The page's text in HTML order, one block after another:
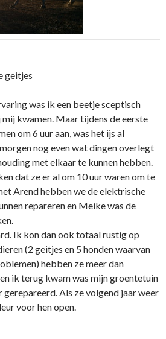
geitjes
was ik een beetje sceptisch
kwamen. Maar tijdens de eerste
om 6 uur aan, was het ijs al
nog even wat dingen overlegt
met elkaar te kunnen hebben.
dat ze er al om 10 uur waren om te
Arend hebben we de elektrische
repareren en Meike was de
Ik kon dan ook totaal rustig op
(2 geitjes en 5 honden waarvan
hebben ze meer dan
ik terug kwam was mijn groentetuin
gerepareerd. Als ze volgend jaar weer
voor hen open.